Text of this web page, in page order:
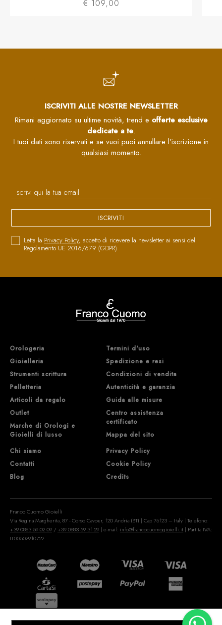
€ 109,00
ISCRIVITI ALLE NOSTRE NEWSLETTER
Rimani aggiornato su ultime novità, trend e offerte esclusive
dedicate a te.
I tuoi dati sono riservati e se vuoi puoi annullare l'iscrizione in
qualsiasi momento.
ISCRIVITI
Letta la Privacy Policy, accetto di ricevere la newsletter ai sensi del
Regolamento UE 2016/679 (GDPR)
Orologeria
Gioielleria
Strumenti scrittura
Pelletteria
Articoli da regalo
Outlet
Marche di Orologi e
Gioielli di lusso
Chi siamo
Contatti
Blog
Termini d'uso
Spedizione e resi
Condizioni di vendita
Autenticità e garanzia
Guida alle misure
Centro assistenza
certificato
Mappa del sito
Privacy Policy
Cookie Policy
Credits
Franco Cuomo Gioielli
Via Regina Margherita, 87 - Corso Cavour, 120 Andria (BT) | Cap 76123 – Italy | Telefono:
+39 0883 59 02 09 / +39 0883 59 31 29 | e-mail: info@francocuomogioielli.it | Partita IVA:
IT00502910722